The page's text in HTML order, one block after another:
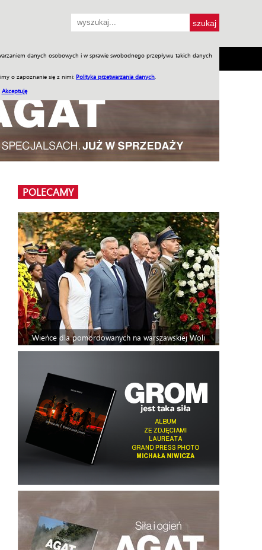
danych osobowych i w sprawie swobodnego przepływu takich danych
o zapoznanie się z nimi: Polityka przetwarzania danych
Akceptuję
SKLEP Jednodniówki Praca w WIW
POLECAMY
Wieńce dla pomordowanych na warszawskiej Woli